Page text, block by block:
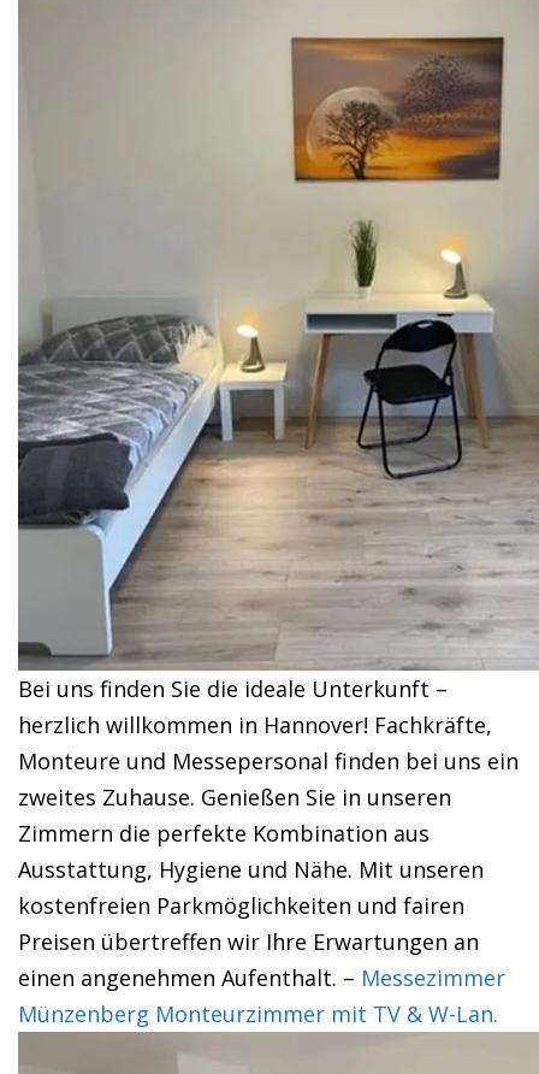
Bei uns finden Sie die ideale Unterkunft –
herzlich willkommen in Hannover! Fachkräfte,
Monteure und Messepersonal finden bei uns ein
zweites Zuhause. Genießen Sie in unseren
Zimmern die perfekte Kombination aus
Ausstattung, Hygiene und Nähe. Mit unseren
kostenfreien Parkmöglichkeiten und fairen
Preisen übertreffen wir Ihre Erwartungen an
einen angenehmen Aufenthalt. – Messezimmer
Münzenberg Monteurzimmer mit TV & W-Lan.